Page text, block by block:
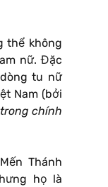
thể không
nữ. Đặc
tu nữ
Nam (bởi
trong chính
Thánh
họ là